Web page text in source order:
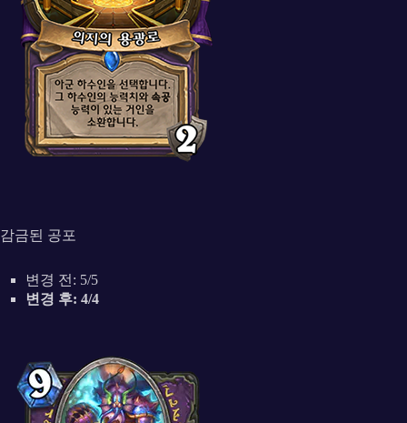
감금된 공포
변경 전: 5/5
변경 후: 4/4